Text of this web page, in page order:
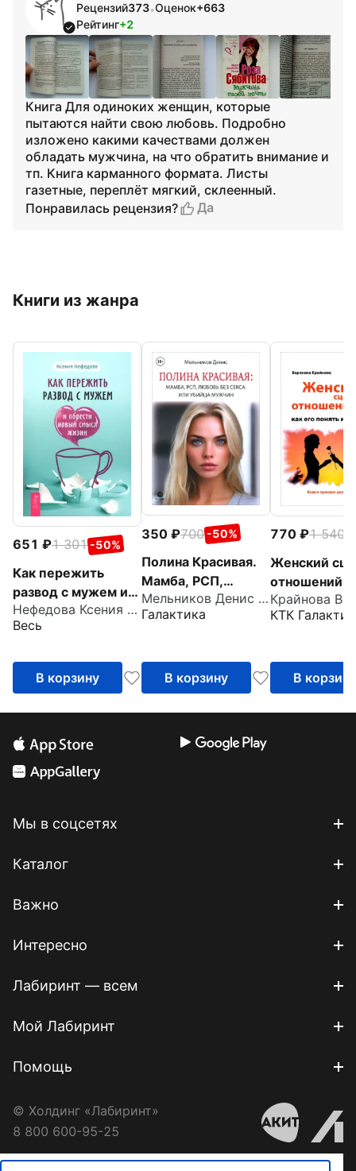
Рецензий373•Оценок+663
Рейтинг+2
Книга Для одиноких женщин, которые
пытаются найти свою любовь. Подробно
изложено какими качествами должен
обладать мужчина, на что обратить внимание и
тп. Книга карманного формата. Листы
газетные, переплёт мягкий, склеенный.
Понравилась рецензия?
Да
Книги из жанра
651 1 301 -50%
Как пережить
развод с мужем и
обрести новый
смысл жизни
Нефедова Ксения Леонидовна
Весь
В корзину
350 700 -50%
Полина Красивая.
Мамба, РСП,
любовь без секса,
или Убийца мужчин
Мельников Денис Андреевич
Галактика
В корзину
770 1 540
Женский
отношений.
понять и
Книга-
Крайнова
КТК
В корзину
Мы в соцсетях
Каталог
Важно
Интересно
Лабиринт — всем
Мой Лабиринт
Помощь
© Холдинг «Лабиринт»
8 800 600-95-25